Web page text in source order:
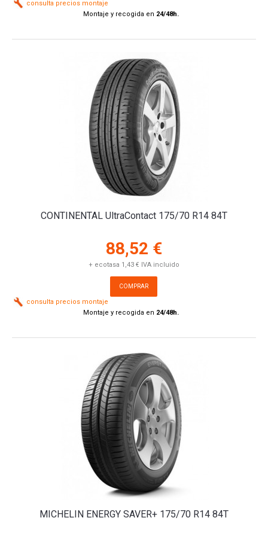
consulta precios montaje
Montaje y recogida en 24/48h.
CONTINENTAL UltraContact 175/70 R14 84T
88,52 €
+ ecotasa 1,43 € IVA incluido
COMPRAR
consulta precios montaje
Montaje y recogida en 24/48h.
MICHELIN ENERGY SAVER+ 175/70 R14 84T